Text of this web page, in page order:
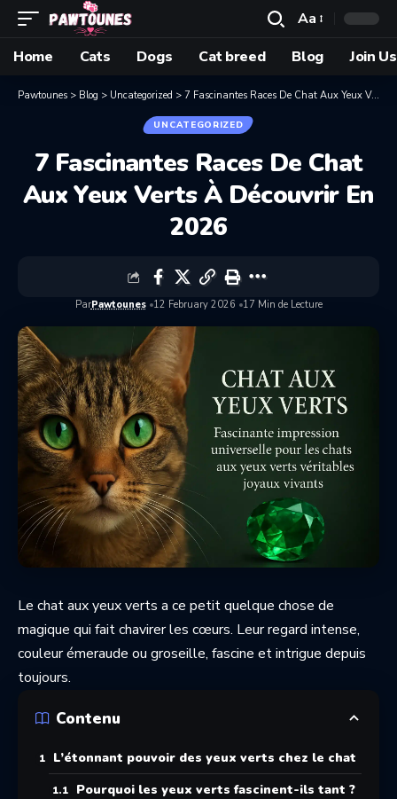
Aa
Home
Cats Dogs Cat breed Blog Join
Pawtounes > Blog > Uncategorized > 7 Fascinantes Races De Chat Aux Yeux Verts À Découvrir En 2026
UNCATEGORIZED
7 Fascinantes Races De Chat
Aux Yeux Verts À Découvrir En
2026
ParPawtounes 12 February 2026 17 Min de Lecture
Le chat aux yeux verts a ce petit quelque chose de
magique qui fait chavirer les cœurs. Leur regard intense,
couleur émeraude ou groseille, fascine et intrigue depuis
toujours.
Contenu
L’étonnant pouvoir des yeux verts chez le chat
Pourquoi les yeux verts fascinent-ils tant ?